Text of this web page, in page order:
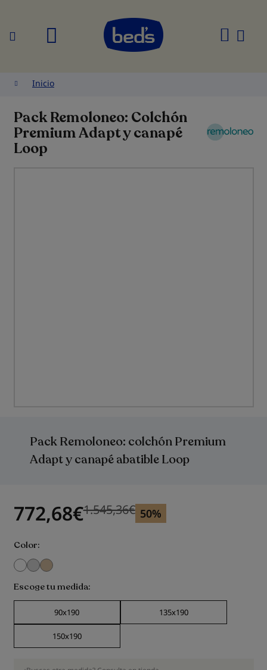
Buscar
Inicio
Pack Remoloneo: Colchón
Premium Adapt y canapé
Loop
772,68€ Precio anterior
Precio anterior 1.545,36
1.545,36€ 50%
Color
Escoge tu medida
90x190 135x190
150x190
galería
Pack Remoloneo: colchón Premium
Adapt y canapé abatible Loop